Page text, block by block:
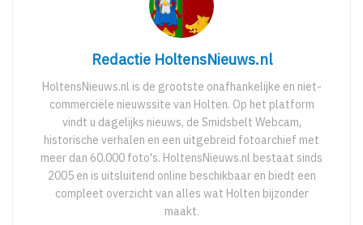
Redactie HoltensNieuws.nl
HoltensNieuws.nl is de grootste onafhankelijke en niet-
commerciële nieuwssite van Holten. Op het platform
vindt u dagelijks nieuws, de Smidsbelt Webcam,
historische verhalen en een uitgebreid fotoarchief met
meer dan 60.000 foto's. HoltensNieuws.nl bestaat sinds
2005 en is uitsluitend online beschikbaar en biedt een
compleet overzicht van alles wat Holten bijzonder
maakt.